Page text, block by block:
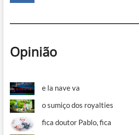
Opinião
e la nave va
o sumiço dos royalties
fica doutor Pablo, fica